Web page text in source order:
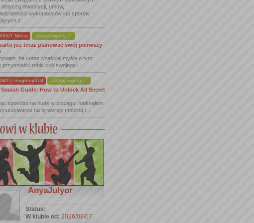
inwestycji, umów,
wykonawców lub sporów
z ...
07 Mixon czytaj więcej...
już teraz planować swój pierwszy
że coraz częściej myślę o tym,
przyszłości robić coś swojego i ...
07 mogorey518 czytaj więcej...
Smash Guide: How to Unlock All Secret
sposobu na nudę w pociągu, natknąłem
na tę wersję mobilną i ...
AnyaJulyor
Status:
W klubie od: 2026/08/07